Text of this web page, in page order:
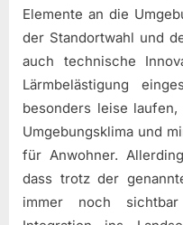
Elemente an die
der Standortwahl und
auch technische
Lärmbelästigung
besonders leise
Umgebungsklima und
für Anwohner.
dass trotz der
immer noch